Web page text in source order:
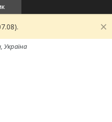
Україна